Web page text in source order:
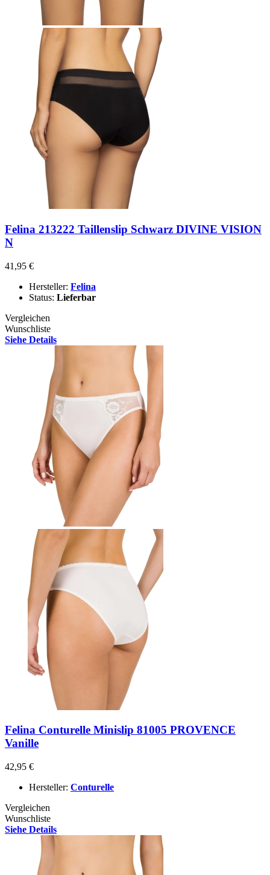
Felina 213222 Taillenslip Schwarz DIVINE VISION
N
41,95 €
Hersteller: Felina
Status: Lieferbar
Vergleichen
Wunschliste
Siehe Details
Felina Conturelle Minislip 81005 PROVENCE
Vanille
42,95 €
Hersteller: Conturelle
Vergleichen
Wunschliste
Siehe Details